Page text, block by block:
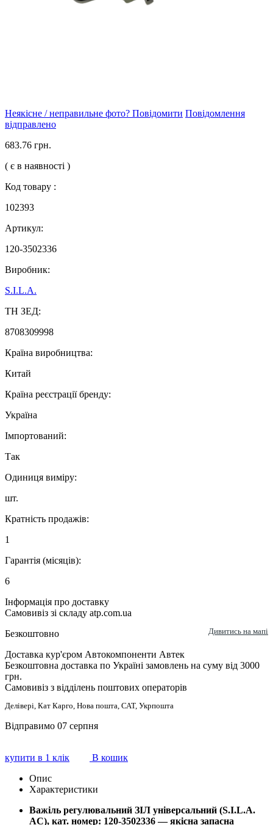
Неякісне / неправильне фото? Повідомити Повідомлення
відправлено
683.76 грн.
( є в наявності )
Код товару :
102393
Артикул:
120-3502336
Виробник:
S.I.L.A.
ТН ЗЕД:
8708309998
Країна виробництва:
Китай
Країна реєстрації бренду:
Україна
Імпортований:
Так
Одиниця виміру:
шт.
Кратність продажів:
1
Гарантія (місяців):
6
Інформація про доставку
Самовивіз зі складу atp.com.ua
Безкоштовно
Дивитись на мапі
Доставка кур'єром Автокомпоненти Автек
Безкоштовна доставка по Україні замовлень на суму від 3000
грн.
Самовивіз з відділень поштових операторів
Делівері, Кат Карго, Нова пошта, САТ, Укрпошта
Відправимо 07 серпня
купити в 1 клік
В кошик
Опис
Характеристики
Важіль регулювальний ЗІЛ універсальний (S.I.L.A.
AC), кат. номер: 120-3502336 — якісна запасна